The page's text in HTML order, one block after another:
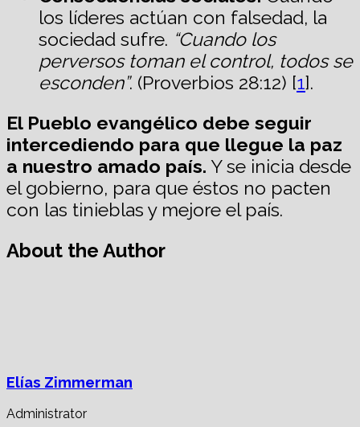
los líderes actúan con falsedad, la
sociedad sufre. “Cuando los
perversos toman el control, todos se
esconden”. (Proverbios 28:12) [1].
El Pueblo evangélico debe seguir
intercediendo para que llegue la paz
a nuestro amado país. Y se inicia desde
el gobierno, para que éstos no pacten
con las tinieblas y mejore el país.
About the Author
Elías Zimmerman
Administrator